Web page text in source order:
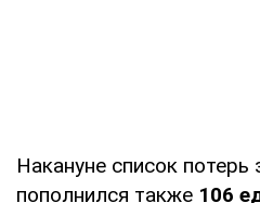
Накануне список потерь
пополнился также 106